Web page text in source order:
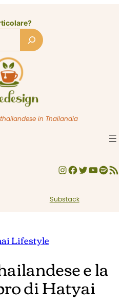
in Thailandia
InstagramFacebook Twitter YouTube Spotify Feed RSS
Substack
Lifestyle
e la
di Hatyai